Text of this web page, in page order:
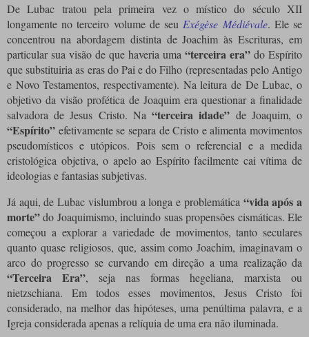
De Lubac tratou pela primeira vez o místico do século XII
longamente no terceiro volume de seu Exégèse Médiévale. Ele se
concentrou na abordagem distinta de Joachim às Escrituras, em
particular sua visão de que haveria uma “terceira era” do Espírito
que substituiria as eras do Pai e do Filho (representadas pelo Antigo
e Novo Testamentos, respectivamente). Na leitura de De Lubac, o
objetivo da visão profética de Joaquim era questionar a finalidade
salvadora de Jesus Cristo. Na“terceira idade” de Joaquim, o
“Espírito” efetivamente se separa de Cristo e alimenta movimentos
pseudomísticos e utópicos. Pois sem o referencial e a medida
cristológica objetiva, o apelo ao Espírito facilmente cai vítima de
ideologias e fantasias subjetivas.
Já aqui, de Lubac vislumbrou a longa e problemática “vida após a
morte”do Joaquimismo, incluindo suas propensões cismáticas. Ele
começou a explorar a variedade de movimentos, tanto seculares
quanto quase religiosos, que, assim como Joachim, imaginavam o
arco do progresso se curvando em direção a uma realização da
“Terceira Era”, seja nas formas hegeliana, marxista ou
nietzschiana.Em todos esses movimentos, Jesus Cristo foi
considerado, na melhor das hipóteses, uma penúltima palavra, e a
Igreja considerada apenas a relíquia de uma era não iluminada.